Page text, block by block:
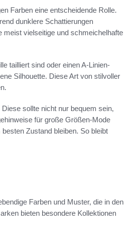
Farben eine entscheidende Rolle.
dunklere Schattierungen
meist vielseitige und schmeichelhafte
tailliert sind oder einen A-Linien-
Silhouette. Diese Art von stilvoller
sollte nicht nur bequem sein,
für große Größen-Mode
Zustand bleiben. So bleibt
Farben und Muster, die in den
bieten besondere Kollektionen